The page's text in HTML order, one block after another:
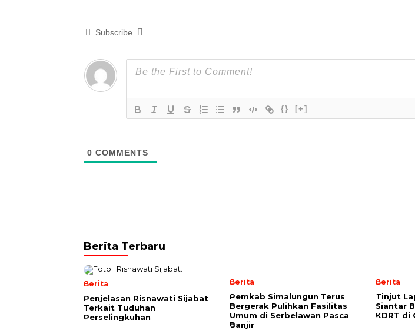
Subscribe
{} [+]
0 COMMENTS
Berita Terbaru
Berita
Penjelasan Risnawati Sijabat
Terkait Tuduhan
Perselingkuhan
Berita
Pemkab Simalungun Terus
Bergerak Pulihkan Fasilitas
Umum di Serbelawan Pasca
Banjir
Berita
Tinjut
Siantar
KDRT di